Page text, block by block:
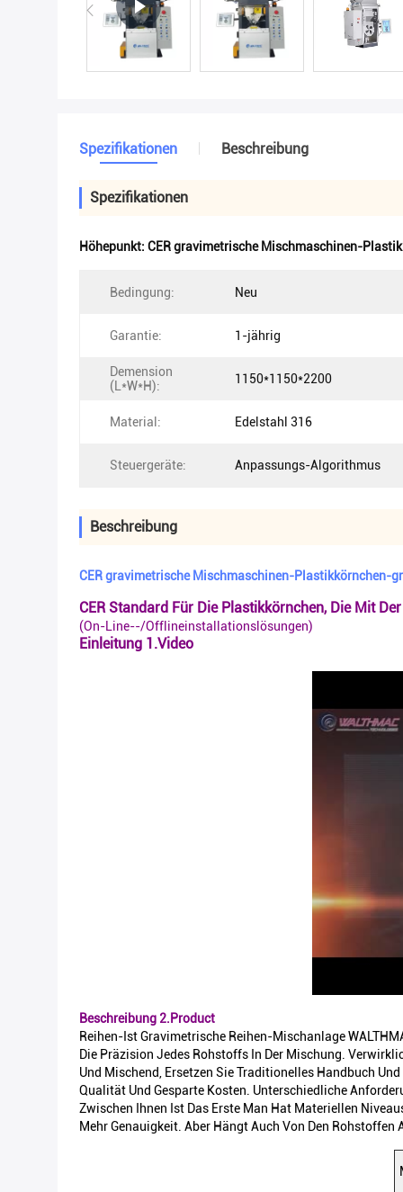
Spezifikationen Beschreibung
Spezifikationen
Höhepunkt: CER gravimetrische Mischmaschinen-
Bedingung: Neu
Garantie: 1-jährig
Demension
(L*W*H):
1150*1150*2200
Material: Edelstahl 316
Steuergeräte: Anpassungs-Algorithmus
Beschreibung
CER gravimetrische Mischmaschinen-Plastikkörnchen-
CER Standard Für Die Plastikkörnchen, Die Mit
(On-Line--/Offlineinstallationslösungen)
Einleitung 1.Video
Beschreibung 2.Product
Reihen-Ist Gravimetrische Reihen-Mischanlage
Die Präzision Jedes Rohstoffs In Der Mischung.
Und Mischend, Ersetzen Sie Traditionelles Handbuch
Qualität Und Gesparte Kosten. Unterschiedliche
Zwischen Ihnen Ist Das Erste Man Hat Materiellen
Mehr Genauigkeit. Aber Hängt Auch Von Den Rohstoffen